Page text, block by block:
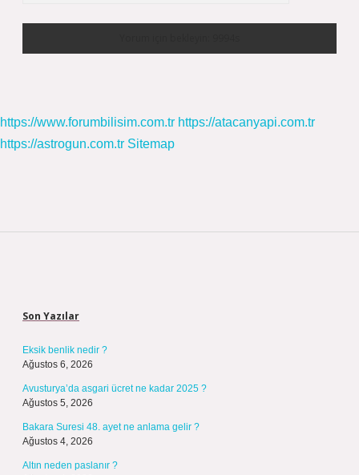
https://www.forumbilisim.com.tr https://atacanyapi.com.tr
https://astrogun.com.tr Sitemap
Son Yazılar
Eksik benlik nedir ?
Ağustos 6, 2026
Avusturya’da asgari ücret ne kadar 2025 ?
Ağustos 5, 2026
Bakara Suresi 48. ayet ne anlama gelir ?
Ağustos 4, 2026
Altın neden paslanır ?